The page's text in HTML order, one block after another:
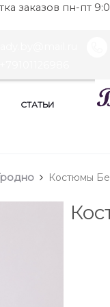
заказов пн-пт
СТАТЬИ
Костюмы